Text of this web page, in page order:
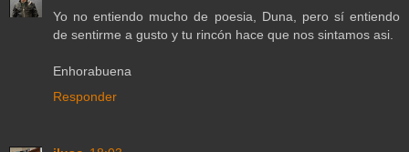
Yo no entiendo mucho de poesia, Duna, pero sí entiendo
de sentirme a gusto y tu rincón hace que nos sintamos asi.
Enhorabuena
Responder